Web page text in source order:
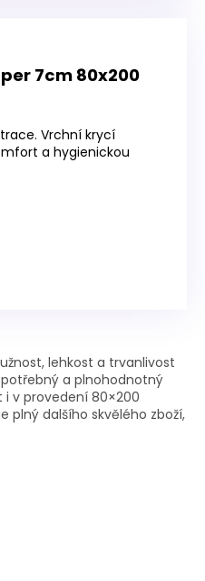
7cm 80x200
Vrchní krycí
a hygienickou
lehkost a trvanlivost
a plnohodnotný
i v provedení 80×200
plný dalšího skvělého zboží,